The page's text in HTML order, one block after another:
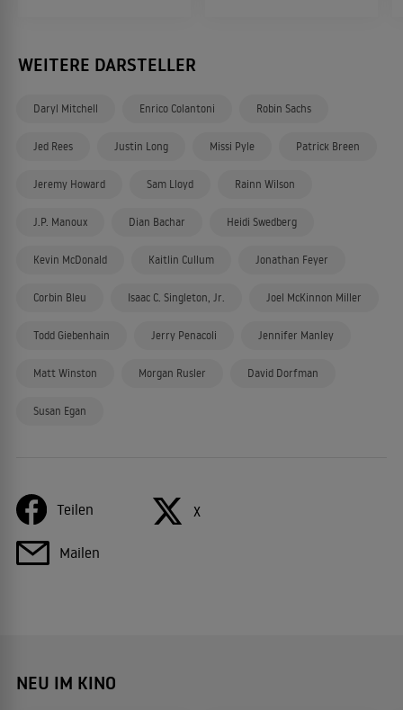
WEITERE DARSTELLER
Daryl Mitchell Enrico Colantoni Robin Sachs
Jed Rees Justin Long Missi Pyle Patrick Breen
Jeremy Howard Sam Lloyd Rainn Wilson
J.P. Manoux Dian Bachar Heidi Swedberg
Kevin McDonald Kaitlin Cullum Jonathan Feyer
Corbin Bleu Isaac C. Singleton, Jr. Joel McKinnon Miller
Todd Giebenhain Jerry Penacoli Jennifer Manley
Matt Winston Morgan Rusler David Dorfman
Susan Egan
Teilen X
Mailen
NEU IM KINO